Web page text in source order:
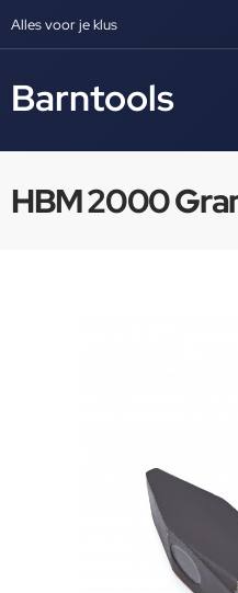
Alles voor je klus
Barntools
HBM 2000